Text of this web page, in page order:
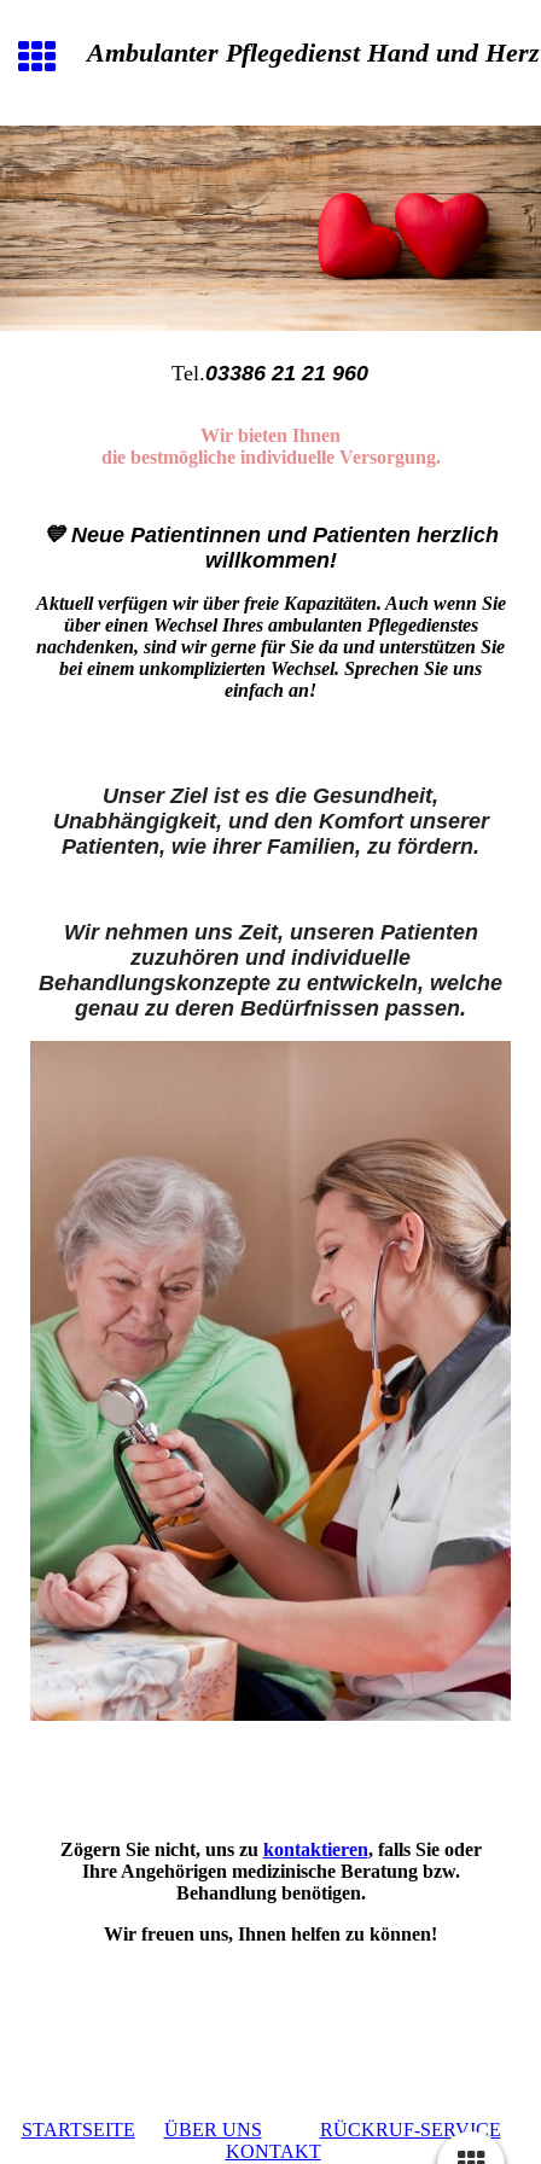
Ambulanter Pflegedienst Hand und Herz
Tel.03386 21 21 960
Wir bieten Ihnen
die bestmögliche individuelle Versorgung.
💙 Neue Patientinnen und Patienten herzlich
willkommen!
Aktuell verfügen wir über freie Kapazitäten. Auch wenn Sie
über einen Wechsel Ihres ambulanten Pflegedienstes
nachdenken, sind wir gerne für Sie da und unterstützen Sie
bei einem unkomplizierten Wechsel. Sprechen Sie uns
einfach an!
Unser Ziel ist es die Gesundheit,
Unabhängigkeit, und den Komfort unserer
Patienten, wie ihrer Familien, zu fördern.
Wir nehmen uns Zeit, unseren Patienten
zuzuhören und individuelle
Behandlungskonzepte zu entwickeln, welche
genau zu deren Bedürfnissen passen.
Zögern Sie nicht, uns zu kontaktieren, falls Sie oder
Ihre Angehörigen medizinische Beratung bzw.
Behandlung benötigen.
Wir freuen uns, Ihnen helfen zu können!
STARTSEITE ÜBER UNS
RÜCKRUF-SERVICE
KONTAKT